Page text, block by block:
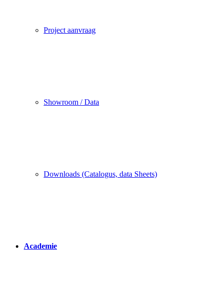
Project aanvraag
Showroom / Data
Downloads (Catalogus, data Sheets)
Academie